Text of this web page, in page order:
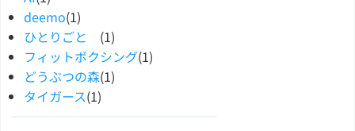
deemo(1)
ひとりごと (1)
フィットボクシング(1)
どうぶつの森(1)
タイガース(1)